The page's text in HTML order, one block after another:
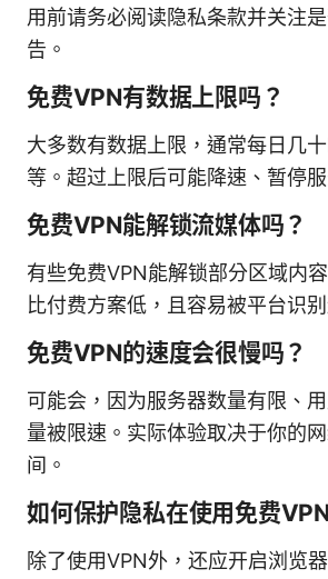
用前请务必阅读隐私条款并关注
告。
免费VPN有数据上限吗？
大多数有数据上限，通常每日几
等。超过上限后可能降速、暂停
免费VPN能解锁流媒体吗？
有些免费VPN能解锁部分区域内
比付费方案低，且容易被平台识别
免费VPN的速度会很慢吗？
可能会，因为服务器数量有限、
量被限速。实际体验取决于你的
间。
如何保护隐私在使用免费
除了使用VPN外，还应开启浏览